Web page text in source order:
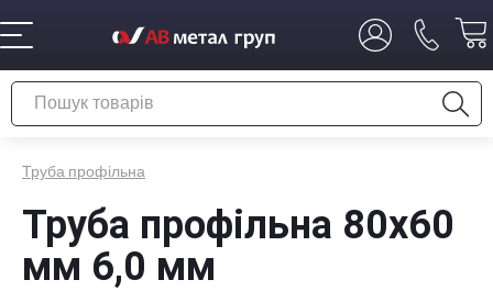
Труба профільна
Труба профільна 80х60
мм 6,0 мм